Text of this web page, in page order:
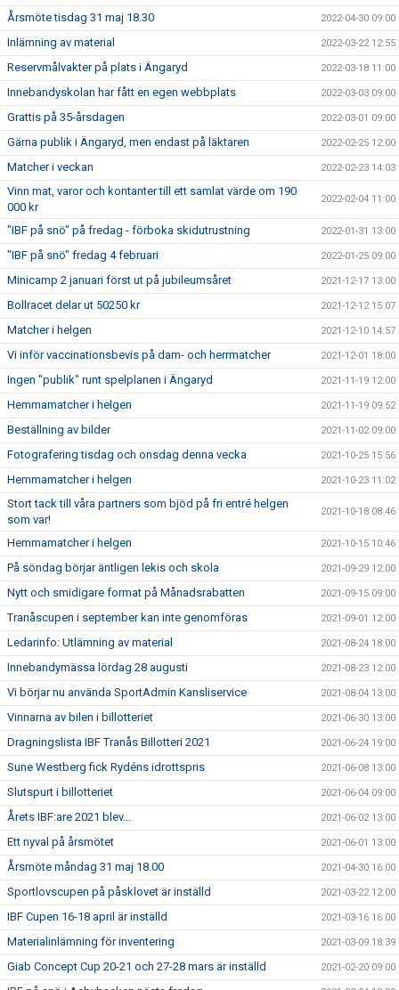
Årsmöte tisdag 31 maj 18.30 2022-04-30 09:00
Inlämning av material 2022-03-22 12:55
Reservmålvakter på plats i Ängaryd 2022-03-18 11:00
Innebandyskolan har fått en egen webbplats 2022-03-03 09:00
Grattis på 35-årsdagen 2022-03-01 09:00
Gärna publik i Ängaryd, men endast på läktaren 2022-02-25 12:00
Matcher i veckan 2022-02-23 14:03
Vinn mat, varor och kontanter till ett samlat värde om 190
000 kr
2022-02-04 11:00
"IBF på snö" på fredag - förboka skidutrustning 2022-01-31 13:00
"IBF på snö" fredag 4 februari 2022-01-25 09:00
Minicamp 2 januari först ut på jubileumsåret 2021-12-17 13:00
Bollracet delar ut 50250 kr 2021-12-12 15:07
Matcher i helgen 2021-12-10 14:57
Vi inför vaccinationsbevis på dam- och herrmatcher 2021-12-01 18:00
Ingen "publik" runt spelplanen i Ängaryd 2021-11-19 12:00
Hemmamatcher i helgen 2021-11-19 09:52
Beställning av bilder 2021-11-02 09:00
Fotografering tisdag och onsdag denna vecka 2021-10-25 15:56
Hemmamatcher i helgen 2021-10-23 11:02
Stort tack till våra partners som bjöd på fri entré helgen
som var!
2021-10-18 08:46
Hemmamatcher i helgen 2021-10-15 10:46
På söndag börjar äntligen lekis och skola 2021-09-29 12:00
Nytt och smidigare format på Månadsrabatten 2021-09-15 09:00
Tranåscupen i september kan inte genomföras 2021-09-01 12:00
Ledarinfo: Utlämning av material 2021-08-24 18:00
Innebandymässa lördag 28 augusti 2021-08-23 12:00
Vi börjar nu använda SportAdmin Kansliservice 2021-08-04 13:00
Vinnarna av bilen i billotteriet 2021-06-30 13:00
Dragningslista IBF Tranås Billotteri 2021 2021-06-24 19:00
Sune Westberg fick Rydéns idrottspris 2021-06-08 13:00
Slutspurt i billotteriet 2021-06-04 09:00
Årets IBF:are 2021 blev... 2021-06-02 13:00
Ett nyval på årsmötet 2021-06-01 13:00
Årsmöte måndag 31 maj 18.00 2021-04-30 16:00
Sportlovscupen på påsklovet är inställd 2021-03-22 12:00
IBF Cupen 16-18 april är inställd 2021-03-16 16:00
Materialinlämning för inventering 2021-03-09 18:39
Giab Concept Cup 20-21 och 27-28 mars är inställd 2021-02-20 09:00